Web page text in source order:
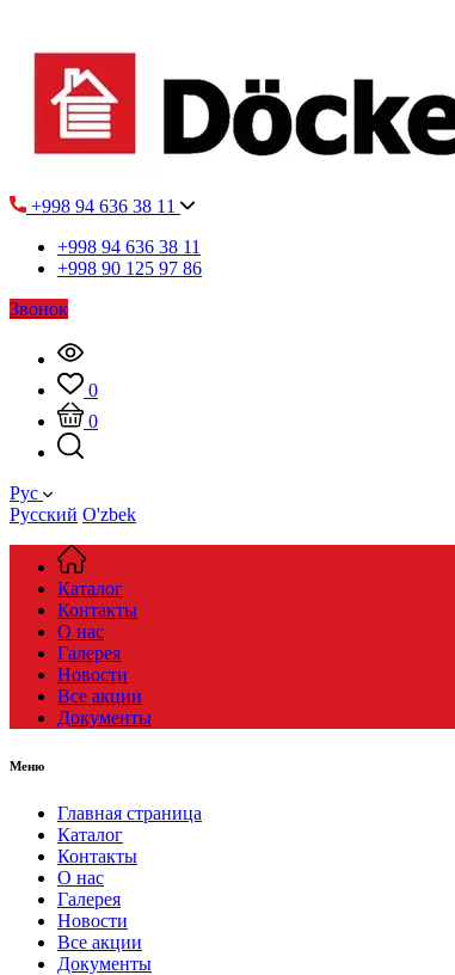
+998 94 636 38 11
+998 94 636 38 11
+998 90 125 97 86
Звонок
0
0
Рус
Русский O'zbek
Каталог
Контакты
О нас
Галерея
Новости
Все акции
Документы
Меню
Главная страница
Каталог
Контакты
О нас
Галерея
Новости
Все акции
Документы